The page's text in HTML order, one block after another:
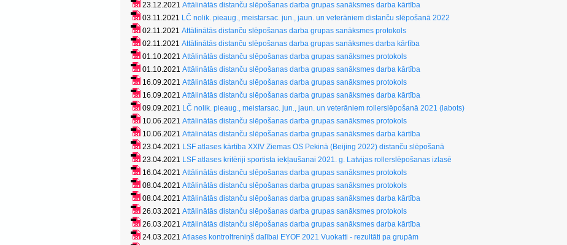
23.12.2021 Attālinātās distanču slēpošanas darba grupas sanāksmes darba kārtība
03.11.2021 LČ nolik. pieaug., meistarsac. jun., jaun. un veterāniem distanču slēpošanā 2022
02.11.2021 Attālinātās distanču slēpošanas darba grupas sanāksmes protokols
02.11.2021 Attālinātās distanču slēpošanas darba grupas sanāksmes darba kārtība
01.10.2021 Attālinātās distanču slēpošanas darba grupas sanāksmes protokols
01.10.2021 Attālinātās distanču slēpošanas darba grupas sanāksmes darba kārtība
16.09.2021 Attālinātās distanču slēpošanas darba grupas sanāksmes protokols
16.09.2021 Attālinātās distanču slēpošanas darba grupas sanāksmes darba kārtība
09.09.2021 LČ nolik. pieaug., meistarsac. jun., jaun. un veterāniem rollerslēpošanā 2021 (labots)
10.06.2021 Attālinātās distanču slēpošanas darba grupas sanāksmes protokols
10.06.2021 Attālinātās distanču slēpošanas darba grupas sanāksmes darba kārtība
23.04.2021 LSF atlases kārtība XXIV Ziemas OS Pekinā (Beijing 2022) distanču slēpošanā
23.04.2021 LSF atlases kritēriji sportista iekļaušanai 2021. g. Latvijas rollerslēpošanas izlasē
16.04.2021 Attālinātās distanču slēpošanas darba grupas sanāksmes protokols
08.04.2021 Attālinātās distanču slēpošanas darba grupas sanāksmes protokols
08.04.2021 Attālinātās distanču slēpošanas darba grupas sanāksmes darba kārtība
26.03.2021 Attālinātās distanču slēpošanas darba grupas sanāksmes protokols
26.03.2021 Attālinātās distanču slēpošanas darba grupas sanāksmes darba kārtība
24.03.2021 Atlases kontroltreniņš dalībai EYOF 2021 Vuokatti - rezultāti pa grupām